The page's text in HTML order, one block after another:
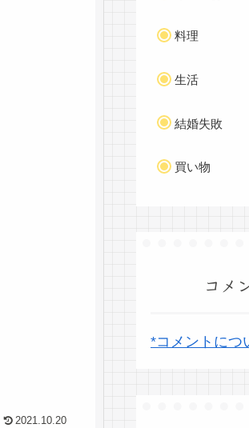
2021.10.20
料理
生活
結婚失敗
買い物
コメ
*コメントにつ